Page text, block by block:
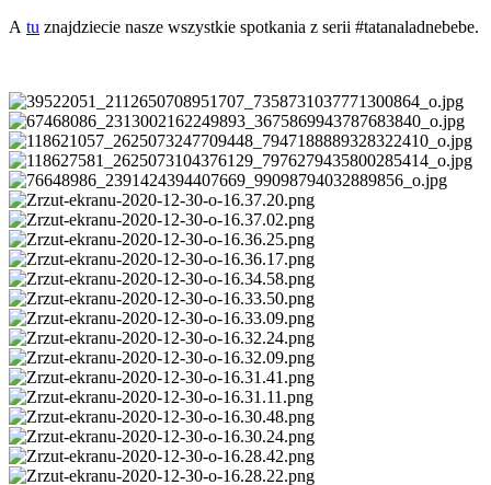
A tu znajdziecie nasze wszystkie spotkania z serii #tatanaladnebebe.